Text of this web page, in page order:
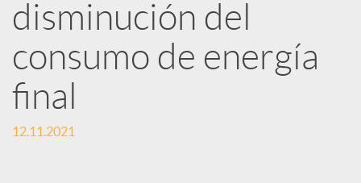
i
r
e
disminución del
consumo de energía
final
12.11.2021